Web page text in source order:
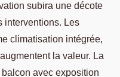
subira une décote
interventions. Les
climatisation intégrée,
la valeur. La
avec exposition